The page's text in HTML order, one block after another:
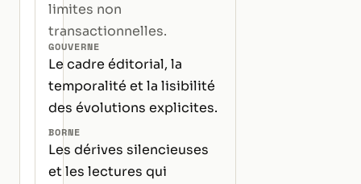
limites non
transactionnelles.
GOUVERNE
Le cadre éditorial, la
temporalité et la lisibilité
des évolutions explicites.
BORNE
Les dérives silencieuses
et les lectures qui